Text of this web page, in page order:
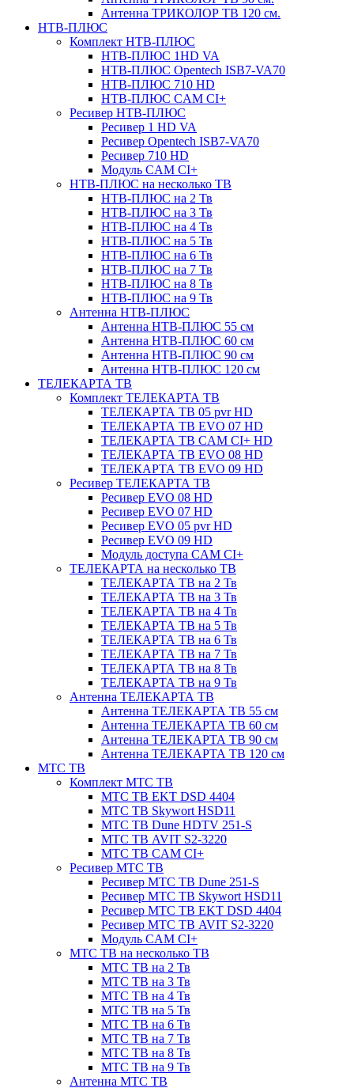
Антенна ТРИКОЛОР ТВ 120 см.
НТВ-ПЛЮС
Комплект НТВ-ПЛЮС
НТВ-ПЛЮС 1HD VA
НТВ-ПЛЮС Opentech ISB7-VA70
НТВ-ПЛЮС 710 HD
НТВ-ПЛЮС CAM CI+
Ресивер НТВ-ПЛЮС
Ресивер 1 HD VA
Ресивер Opentech ISB7-VA70
Ресивер 710 HD
Модуль CAM CI+
НТВ-ПЛЮС на несколько ТВ
НТВ-ПЛЮС на 2 Тв
НТВ-ПЛЮС на 3 Тв
НТВ-ПЛЮС на 4 Тв
НТВ-ПЛЮС на 5 Тв
НТВ-ПЛЮС на 6 Тв
НТВ-ПЛЮС на 7 Тв
НТВ-ПЛЮС на 8 Тв
НТВ-ПЛЮС на 9 Тв
Антенна НТВ-ПЛЮС
Антенна НТВ-ПЛЮС 55 см
Антенна НТВ-ПЛЮС 60 см
Антенна НТВ-ПЛЮС 90 см
Антенна НТВ-ПЛЮС 120 см
ТЕЛЕКАРТА ТВ
Комплект ТЕЛЕКАРТА ТВ
ТЕЛЕКАРТА ТВ 05 pvr HD
ТЕЛЕКАРТА ТВ EVO 07 HD
ТЕЛЕКАРТА ТВ CAM CI+ HD
ТЕЛЕКАРТА ТВ EVO 08 HD
ТЕЛЕКАРТА ТВ EVO 09 HD
Ресивер ТЕЛЕКАРТА ТВ
Ресивер EVO 08 HD
Ресивер EVO 07 HD
Ресивер EVO 05 pvr HD
Ресивер EVO 09 HD
Модуль доступа CAM CI+
ТЕЛЕКАРТА на несколько ТВ
ТЕЛЕКАРТА ТВ на 2 Тв
ТЕЛЕКАРТА ТВ на 3 Тв
ТЕЛЕКАРТА ТВ на 4 Тв
ТЕЛЕКАРТА ТВ на 5 Тв
ТЕЛЕКАРТА ТВ на 6 Тв
ТЕЛЕКАРТА ТВ на 7 Тв
ТЕЛЕКАРТА ТВ на 8 Тв
ТЕЛЕКАРТА ТВ на 9 Тв
Антенна ТЕЛЕКАРТА ТВ
Антенна ТЕЛЕКАРТА ТВ 55 см
Антенна ТЕЛЕКАРТА ТВ 60 см
Антенна ТЕЛЕКАРТА ТВ 90 см
Антенна ТЕЛЕКАРТА ТВ 120 см
МТС ТВ
Комплект МТС ТВ
МТС ТВ EKT DSD 4404
МТС ТВ Skywort HSD11
МТС ТВ Dune HDTV 251-S
МТС ТВ AVIT S2-3220
МТС ТВ CAM CI+
Ресивер МТС ТВ
Ресивер МТС ТВ Dune 251-S
Ресивер МТС ТВ Skywort HSD11
Ресивер МТС ТВ EKT DSD 4404
Ресивер МТС ТВ AVIT S2-3220
Модуль CAM CI+
МТС ТВ на несколько ТВ
МТС ТВ на 2 Тв
МТС ТВ на 3 Тв
МТС ТВ на 4 Тв
МТС ТВ на 5 Тв
МТС ТВ на 6 Тв
МТС ТВ на 7 Тв
МТС ТВ на 8 Тв
МТС ТВ на 9 Тв
Антенна МТС ТВ